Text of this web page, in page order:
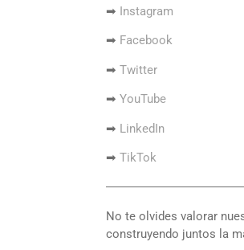
➡ Instagram
➡ Facebook
➡ Twitter
➡ YouTube
➡ LinkedIn
➡ TikTok
No te olvides valorar
construyendo juntos la